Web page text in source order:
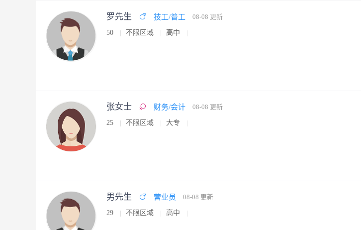
罗先生 技工/普工 08-08 更新
50 不限区域 高中
张女士 财务/会计 08-08 更新
25 不限区域 大专
男先生 营业员 08-08 更新
29 不限区域 高中